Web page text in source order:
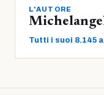
L'AUTORE
Tutti i suoi 8.145